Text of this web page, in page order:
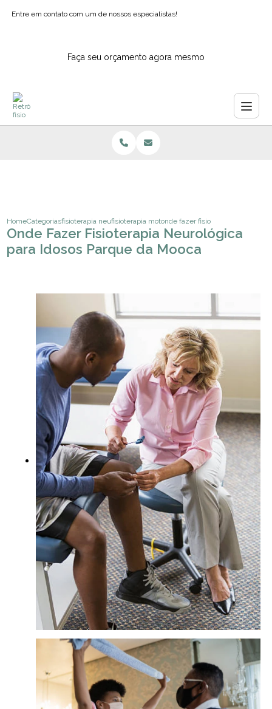
Entre em contato com um de nossos especialistas!
Faça seu orçamento agora mesmo
HomeCategoriasfisioterapia neurologicafisioterapia motora neurologica
onde fazer fisioterapia
Onde Fazer Fisioterapia Neurológica
para Idosos Parque da Mooca